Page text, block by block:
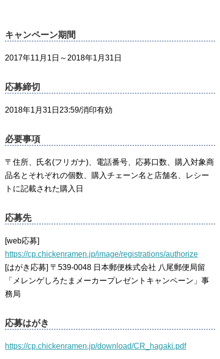
キャンペーン期間
2017年11月1日～2018年1月31日
応募締切
2018年1月31日23:59/消印有効
必要事項
〒住所、氏名(フリガナ)、電話番号、応募口数、購入対象商
品名とそれぞれの個数、購入チェーン名と店舗名、レシー
トに記載された購入日
応募先
[web応募]
https://cp.chickenramen.jp/image/registrations/authorize
[はがき応募] 〒539-0048 日本郵便株式会社 八尾郵便局留
「メレンゲしろたまメーカープレゼントキャンペーン」事
務局
応募はがき
https://cp.chickenramen.jp/download/CR_hagaki.pdf